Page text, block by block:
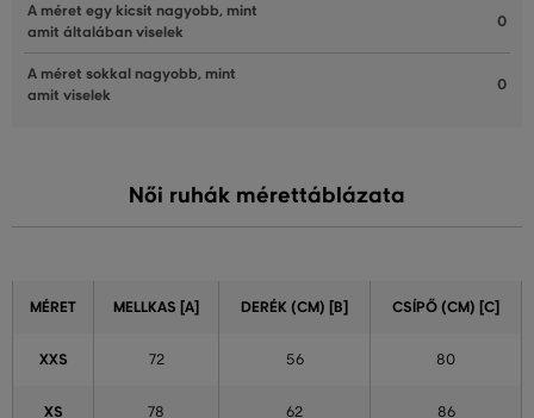
A méret egy kicsit nagyobb, mint
amit általában viselek
0
A méret sokkal nagyobb, mint
amit viselek
0
Női ruhák mérettáblázata
MÉRET MELLKAS [A] DERÉK (CM) [B] CSÍPŐ (CM) [C]
XXS 72 56 80
XS 78 62 86